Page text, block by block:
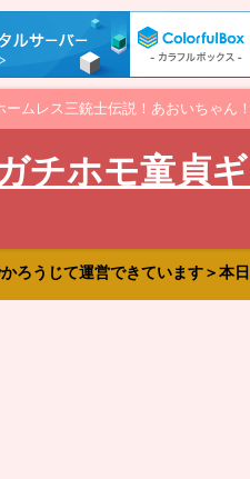
ムレス三銃士伝説！あおいちゃん
チホモ童貞
うじて運営できています＞本